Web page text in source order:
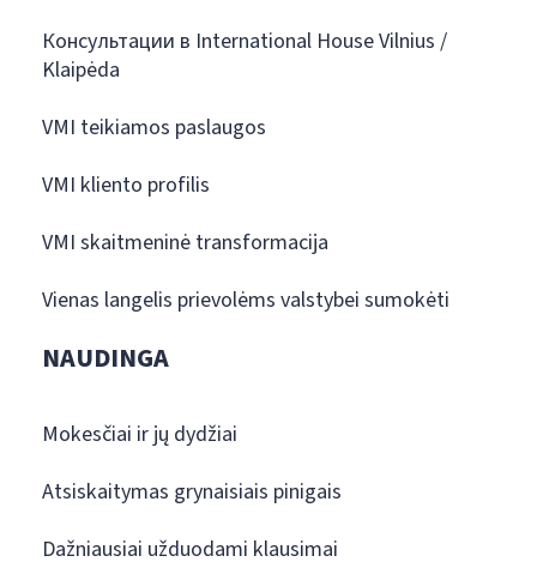
Консультации в International House Vilnius /
Klaipėda
VMI teikiamos paslaugos
VMI kliento profilis
VMI skaitmeninė transformacija
Vienas langelis prievolėms valstybei sumokėti
NAUDINGA
Mokesčiai ir jų dydžiai
Atsiskaitymas grynaisiais pinigais
Dažniausiai užduodami klausimai